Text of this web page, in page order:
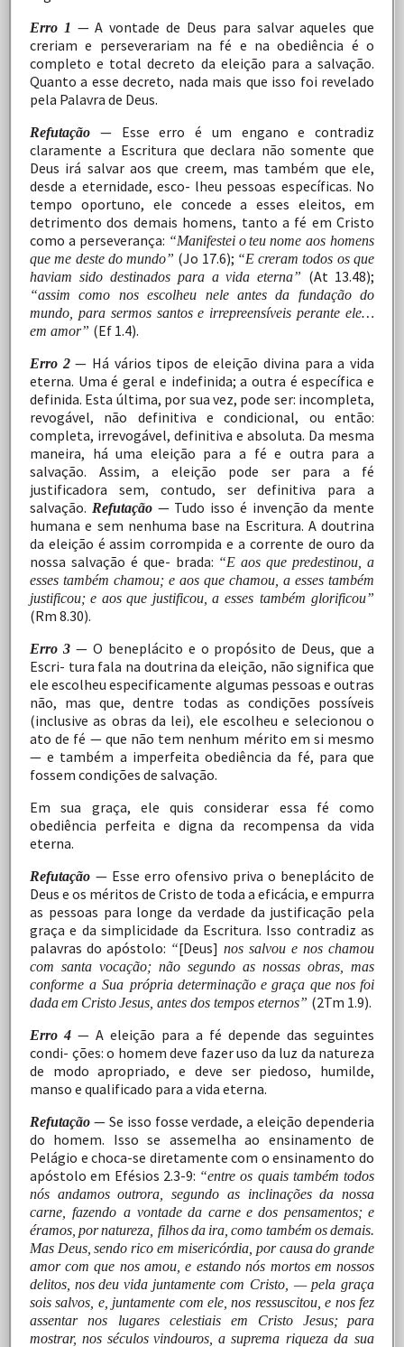
Erro 1 — A vontade de Deus para salvar aqueles que
creriame perseverariam na fé e na obediência é o
completo e total decreto da eleição para a salvação.
Quanto a esse decreto, nada mais que isso foi revelado
pela Palavra de Deus.
Refutação — Esse erro é um engano e contradiz
claramente a Escritura que declara não somente que
Deus irá salvar aos que creem, mas também que ele,
desde a eternidade, esco- lheu pessoas específicas. No
tempo oportuno, ele concedea esses eleitos, em
detrimento dos demais homens, tanto a fé em Cristo
como a perseverança: “Manifestei o teu nome aos homens
que me deste do mundo” (Jo 17.6); “E creram todos os que
haviam sido destinados para a vida eterna” (At 13.48);
“assim como nos escolheu nele antes da fundação do
mundo, para sermos santos e irrepreensíveis perante ele…
em amor” (Ef 1.4).
Erro 2 — Há vários tipos de eleição divina para a vida
eterna. Uma é geral e indefinida; a outra é específica e
definida. Esta última, por sua vez, pode ser: incompleta,
revogável,
não definitiva e condicional, ou então:
completa, irrevogável, definitiva e absoluta. Da mesma
maneira, há uma eleição paraa fé e outra para a
salvação.
Assim, a eleição pode ser para
a fé
justificadora
sem, contudo, ser definitiva para
a
salvação. Refutação — Tudo isso é invenção da mente
humana e sem nenhuma base na Escritura. A doutrina
da eleição é assim corrompida e a corrente de ouro da
nossa salvação é que- brada: “E aos que predestinou, a
esses também chamou; e aos que chamou, a esses também
justificou; e aos que justificou, a esses também glorificou”
(Rm 8.30).
Erro 3 — O beneplácito e o propósito de Deus, que a
Escri- tura fala na doutrina da eleição, não significa que
ele escolheuespecificamente algumas pessoas e outras
não, mas que, dentre todas as condições possíveis
(inclusive as obras da lei), ele escolheu e selecionou o
ato de fé — que não tem nenhum mérito em si mesmo
— e também a imperfeita obediência da fé, para que
fossem condições de salvação.
Em
sua graça, ele quis considerar essa fé como
obediência perfeita e digna da recompensa da vida
eterna.
Refutação — Esse erro ofensivo priva o beneplácito de
Deus e os méritos de Cristo de toda a eficácia, e empurra
as pessoas para longe da verdade da justificação pela
graçae da simplicidade da Escritura. Isso contradiz as
palavras do apóstolo: “[Deus] nos salvou e nos chamou
com santa vocação; não segundo as nossas obras, mas
conforme a Sua própria determinação e graça que nos foi
dadaem CristoJesus, antes dos tempos eternos” (2Tm 1.9).
Erro 4 — A eleição para a fé depende das seguintes
condi- ções: o homem deve fazeruso da luz da natureza
de modoapropriado, e deve ser piedoso, humilde,
manso e qualificado para a vida eterna.
Refutação — Se isso fosse verdade, a eleição dependeria
do homem. Isso se assemelha ao ensinamento de
Pelágio echoca-se diretamente com o ensinamento do
apóstolo em Efésios 2.3-9: “entre os quais também todos
nós andamos outrora, segundo as inclinações da nossa
carne, fazendo a vontade da carne e dos pensamentos; e
éramos, pornatureza, filhosda ira, como também osdemais.
Mas Deus, sendo rico em misericórdia, por causa do grande
amor com que nos amou, e estando nós mortos em nossos
delitos, nos deu vida juntamente com Cristo, — pela graça
sois salvos, e, juntamente com ele, nos ressuscitou, e nos fez
assentar nos lugares celestiais em Cristo
Jesus;
para
mostrar, nos séculos vindouros, a suprema riqueza da sua